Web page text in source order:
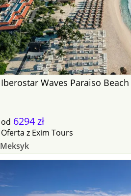
Iberostar Waves Paraiso
od 6294 zł
Oferta z Exim Tours
Meksyk